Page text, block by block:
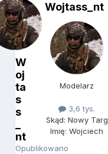
W
oj
ta
s
s
nt
Opublikowano
Wojtass_nt
Modelarz
3,6 tys.
Skąd: Nowy Targ
Imię: Wojciech